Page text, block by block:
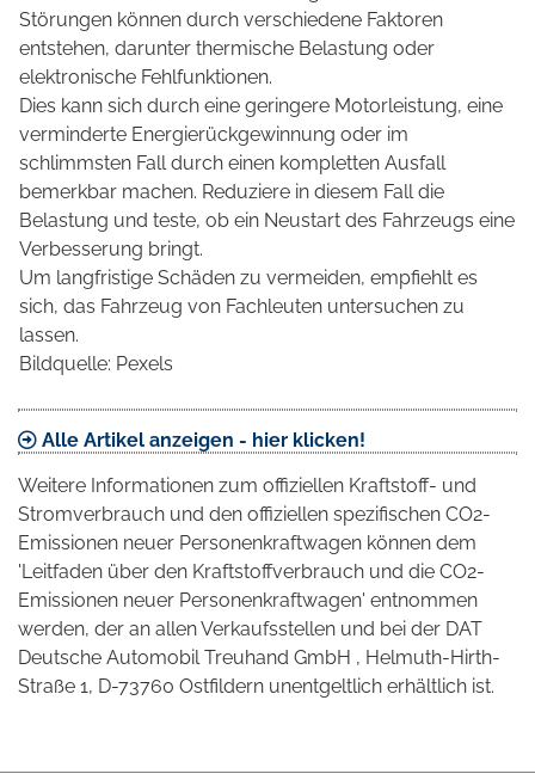
Störungen können durch verschiedene Faktoren
entstehen, darunter thermische Belastung oder
elektronische Fehlfunktionen.
Dies kann sich durch eine geringere Motorleistung, eine
verminderte Energierückgewinnung oder im
schlimmsten Fall durch einen kompletten Ausfall
bemerkbar machen. Reduziere in diesem Fall die
Belastung und teste, ob ein Neustart des Fahrzeugs eine
Verbesserung bringt.
Um langfristige Schäden zu vermeiden, empfiehlt es
sich, das Fahrzeug von Fachleuten untersuchen zu
lassen.
Bildquelle: Pexels
Alle Artikel anzeigen - hier klicken!
Weitere Informationen zum offiziellen Kraftstoff- und
Stromverbrauch und den offiziellen spezifischen CO2-
Emissionen neuer Personenkraftwagen können dem
'Leitfaden über den Kraftstoffverbrauch und die CO2-
Emissionen neuer Personenkraftwagen' entnommen
werden, der an allen Verkaufsstellen und bei der DAT
Deutsche Automobil Treuhand GmbH , Helmuth-Hirth-
Straße 1, D-73760 Ostfildern unentgeltlich erhältlich ist.